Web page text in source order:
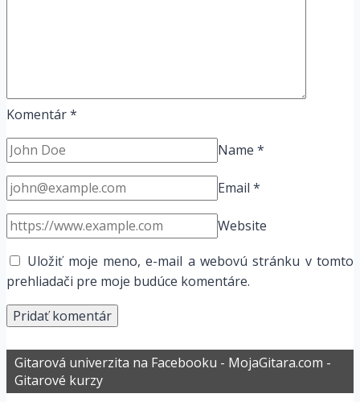
Komentár*
Name *
Email *
Website
Uložiť moje meno, e-mail a webovú stránku v tomto
prehliadači pre moje budúce komentáre.
Gitarová univerzita na Facebooku - MojaGitara.com -
Gitarové kurzy